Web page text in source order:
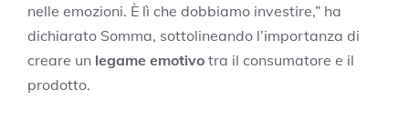
nelle emozioni. È lì che dobbiamo investire,” ha
dichiarato Somma, sottolineando l’importanza di
creare un legame emotivo tra il consumatore e il
prodotto.